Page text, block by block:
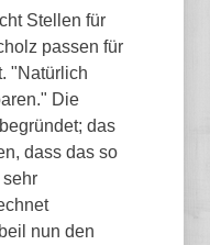
Stellen für
passen für
"Natürlich
Die
das
dass das so
nun den